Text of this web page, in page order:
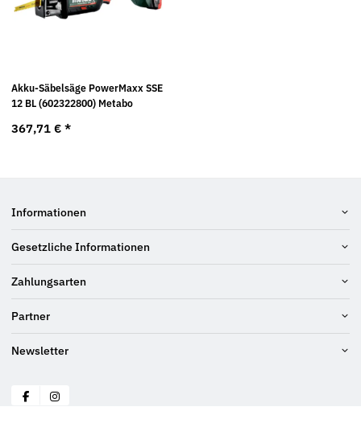
Akku-Säbelsäge PowerMaxx SSE
12 BL (602322800) Metabo
367,71 € *
Informationen
Gesetzliche Informationen
Zahlungsarten
Partner
Newsletter